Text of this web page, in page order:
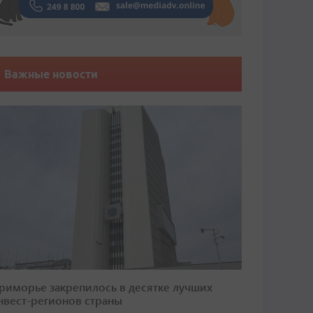
Важные новости
закрепилось в десятке лучших
регионов страны